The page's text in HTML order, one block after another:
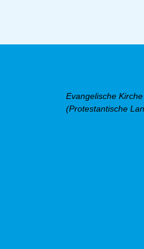
Evangelische
(Protestantische